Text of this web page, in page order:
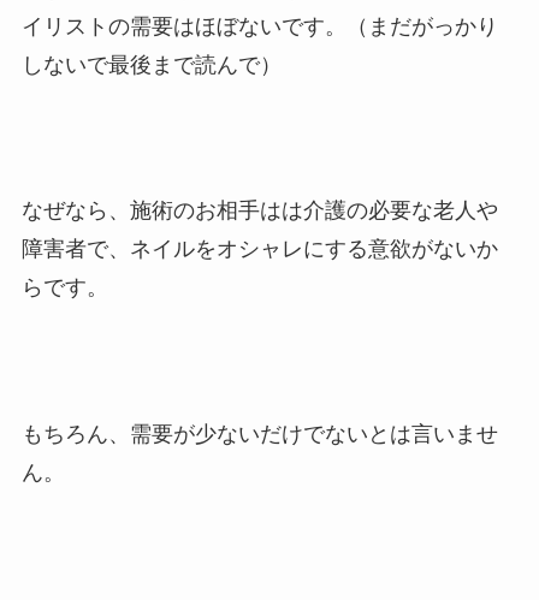
イリストの需要はほぼないです。（まだがっかり
しないで最後まで読んで）
なぜなら、施術のお相手はは介護の必要な老人や
障害者で、ネイルをオシャレにする意欲がないか
らです。
もちろん、需要が少ないだけでないとは言いませ
ん。